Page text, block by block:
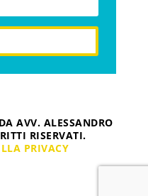
AVV. ALESSANDRO
RISERVATI.
PRIVACY